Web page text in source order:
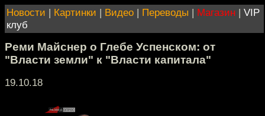
Новости | Картинки | Видео | Переводы | Магазин | VIP
клуб
Реми Майснер о Глебе Успенском: от
"Власти земли" к "Власти капитала"
19.10.18